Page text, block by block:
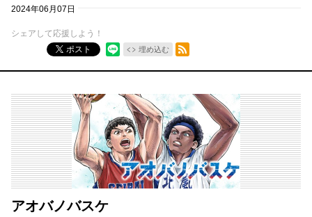
2024年06月07日
シェアして応援しよう！
ポスト
埋め込む
RSSフィード
アオバノバスケ